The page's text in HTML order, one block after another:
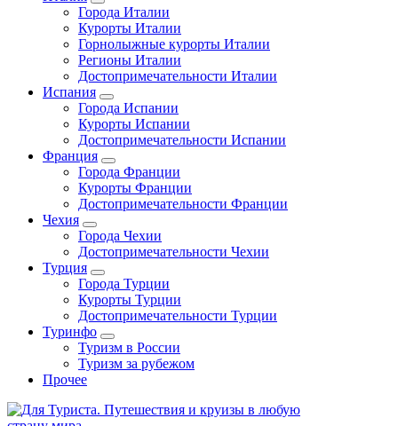
Города Италии
Курорты Италии
Горнолыжные курорты Италии
Регионы Италии
Достопримечательности Италии
Испания
Города Испании
Курорты Испании
Достопримечательности Испании
Франция
Города Франции
Курорты Франции
Достопримечательности Франции
Чехия
Города Чехии
Достопримечательности Чехии
Турция
Города Турции
Курорты Турции
Достопримечательности Турции
Туринфо
Туризм в России
Туризм за рубежом
Прочее